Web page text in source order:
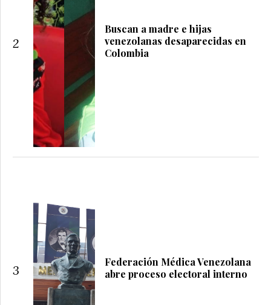
2
Buscan a madre e hijas
venezolanas desaparecidas en
Colombia
3
Federación Médica Venezolana
abre proceso electoral interno